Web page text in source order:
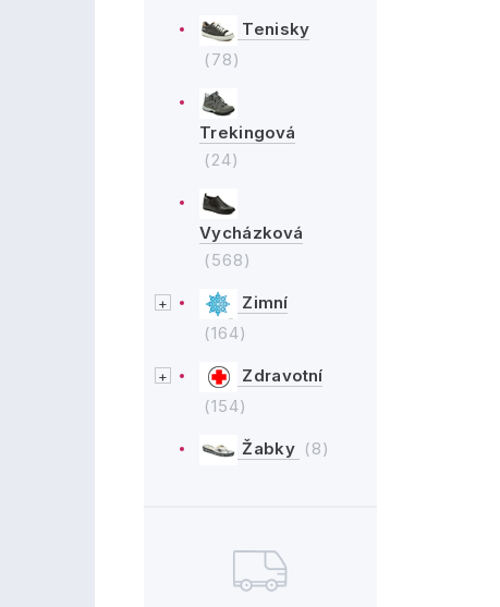
Tenisky
(78)
Trekingová
(24)
Vycházková
(568)
Zimní
(164)
Zdravotní
(154)
Žabky (8)